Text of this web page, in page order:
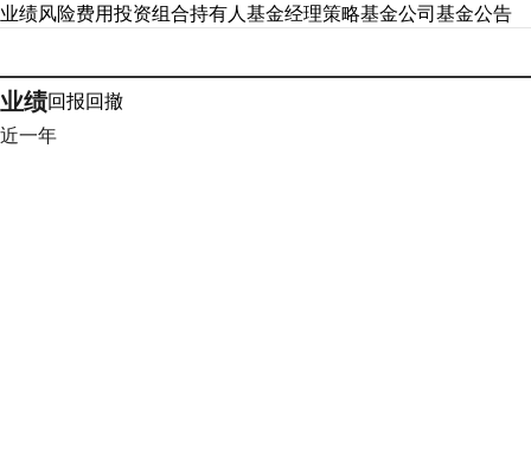
业绩风险费用投资组合持有人基金经理策略基金公司基金公告
业绩回报回撤
近一年